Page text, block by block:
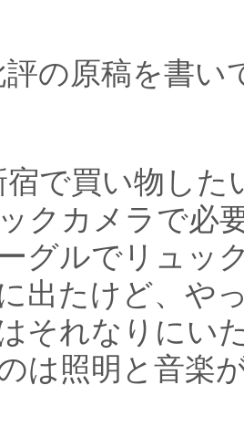
評の原稿を書い
宿で買い物し
クカメラで必
グルでリュッ
出たけど、や
それなりにい
は照明と音楽